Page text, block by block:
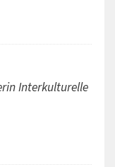
Interkulturelle